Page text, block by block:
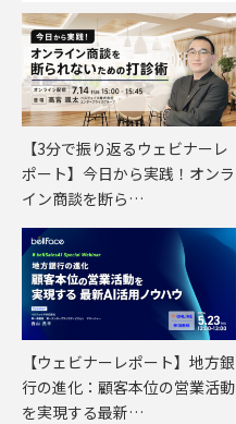
【3分で振り返るウェビナーレ
ポート】今日から実践！オンラ
イン商談を断ら…
【ウェビナーレポート】地方銀
行の進化：顧客本位の営業活動
を実現する最新…